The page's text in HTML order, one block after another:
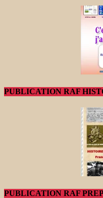
PUBLICATION RAF
PUBLICATION RAF